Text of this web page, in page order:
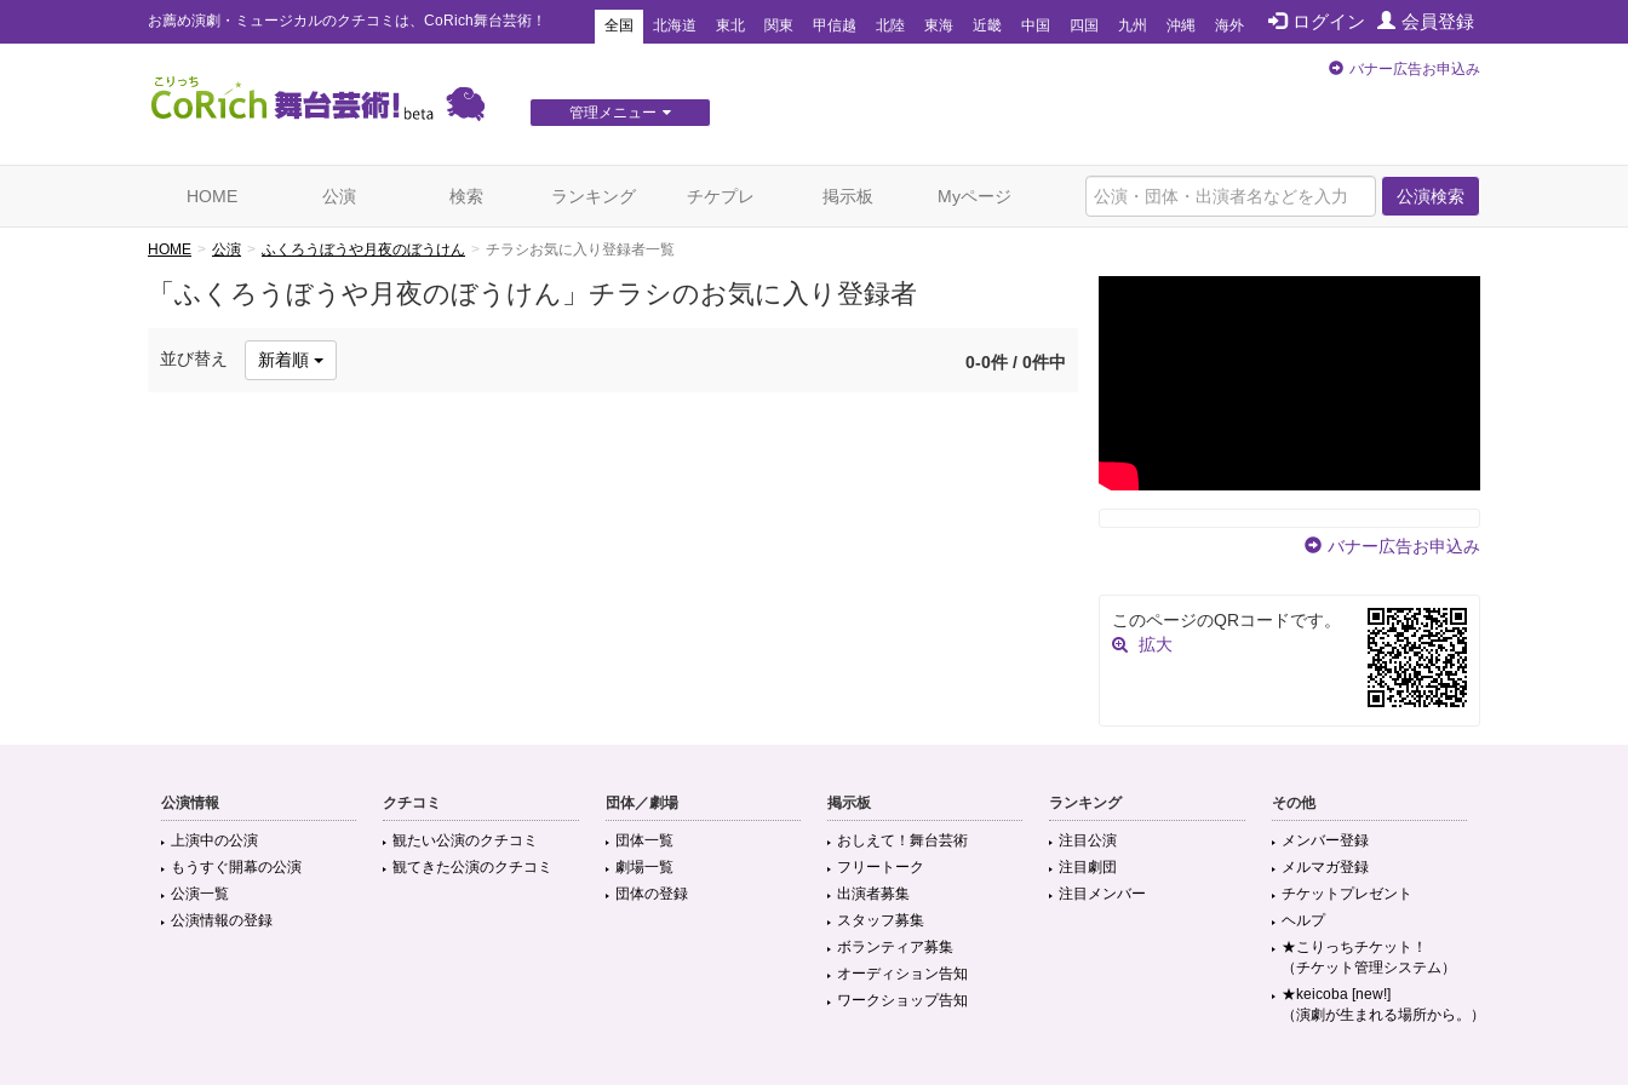
お薦め演劇・ミュージカルのクチコミは、CoRich舞台芸術！ ログイン 会員登録
全国 北海道 東北 関東 甲信越 北陸 東海 近畿 中国 四国 九州 沖縄 海外
管理メニュー
バナー広告お申込み
公演検索
HOME 公演 検索 ランキング チケプレ 掲示板 Myページ
HOME 公演 ふくろうぼうや月夜のぼうけん チラシお気に入り登録者一覧
「ふくろうぼうや月夜のぼうけん」チラシのお気に入り登録者
並び替え 新着順 0-0件 / 0件中
バナー広告お申込み
このページのQRコードです。
拡大
公演情報
上演中の公演
もうすぐ開幕の公演
公演一覧
公演情報の登録
クチコミ
観たい公演のクチコミ
観てきた公演のクチコミ
団体／劇場
団体一覧
劇場一覧
団体の登録
掲示板
おしえて！舞台芸術
フリートーク
出演者募集
スタッフ募集
ボランティア募集
オーディション告知
ワークショップ告知
ランキング
注目公演
注目劇団
注目メンバー
その他
メンバー登録
メルマガ登録
チケットプレゼント
ヘルプ
★こりっちチケット！
（チケット管理システム）
★keicoba [new!]
（演劇が生まれる場所から。）